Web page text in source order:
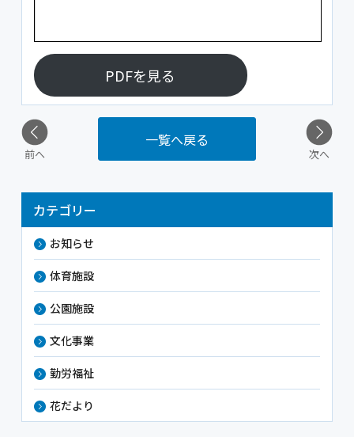
PDFを見る
前へ
一覧へ戻る
次へ
カテゴリー
お知らせ
体育施設
公園施設
文化事業
勤労福祉
花だより